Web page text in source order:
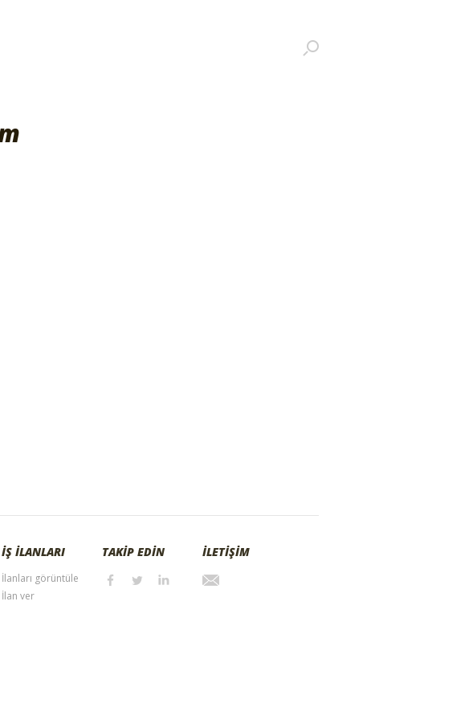
İŞ İLANLARI
İlanları görüntüle
İlan ver
TAKİP EDİN İLETİŞİM